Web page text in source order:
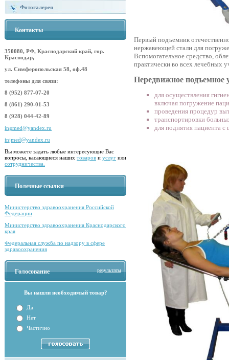
Фотогалерея
Контакты
350080, РФ, Краснодарский край, гор.
Краснодар,
ул. Симферопольская 58, оф.48
телефоны для связи:
8 (952) 877-07-20
8 (861) 290-01-53
8 (928) 044-42-89
ingmed@yandex.ru
injmed@yandex.ru
Вы можете задать любые интересующие Вас
вопросы, касающиеся наших товаров и услуг или
сотрудничества.
Полезные ссылки
Министерство здравоохранения Российской
Федерации
Министерство здравоохранения Краснодарского
края
Федеральная служба по надзору в сфере
здравоохранения
Голосование результаты
Вы нашли необходимый товар?
Да
Нет
Частично
Первый подъемник
нержавеющей стали для
Вспомогательное средство,
практически во всех лечебных
Передвижное подъемное
для осуществления
включая погружение
проведения процедур
транспортировки
для поднятия пациента с